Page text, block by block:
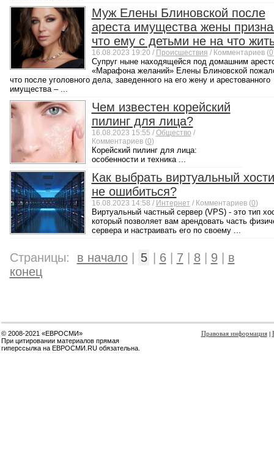
Муж Елены Блиновской после
ареста имущества жены
что ему с детьми не на что
16.08.2023 19:20 / Происшествия / Комментариев (0
Супруг ныне находящейся под домашним
«Марафона желаний» Елены Блиновской
что после уголовного дела, заведенного на его жену и арестованного
имущества – ...
Чем известен корейский
пилинг для лица?
16.08.2023 15:55 / Общество /
Комментариев (0)
Корейский пилинг для лица:
особенности и техника ...
Как выбрать виртуальный
не ошибиться?
16.08.2023 14:58 / Интернет / Комментариев (0)
Виртуальный частный сервер (VPS) - это тип
который позволяет вам арендовать часть
сервера и настраивать его по своему ...
Страницы: в начало| 5 6| 7 8| 9
в
конец
© 2008-2021 «ЕВРОСМИ»
При цитировании материалов прямая
гиперссылка на ЕВРОСМИ.RU обязательна.
Правовая информация|